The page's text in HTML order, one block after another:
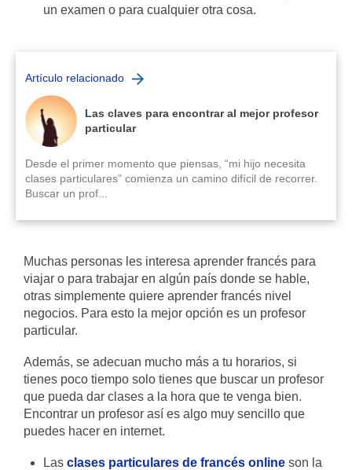
un examen o para cualquier otra cosa.
Artículo relacionado
Las claves para encontrar al mejor profesor
particular
Desde el primer momento que piensas, “mi hijo necesita
clases particulares” comienza un camino difícil de recorrer.
Buscar un prof...
Muchas personas les interesa aprender francés para
viajar o para trabajar en algún país donde se hable,
otras simplemente quiere aprender francés nivel
negocios. Para esto la mejor opción es un profesor
particular.
Además, se adecuan mucho más a tu horarios, si
tienes poco tiempo solo tienes que buscar un profesor
que pueda dar clases a la hora que te venga bien.
Encontrar un profesor así es algo muy sencillo que
puedes hacer en internet.
Lasclases particulares de francés online son la